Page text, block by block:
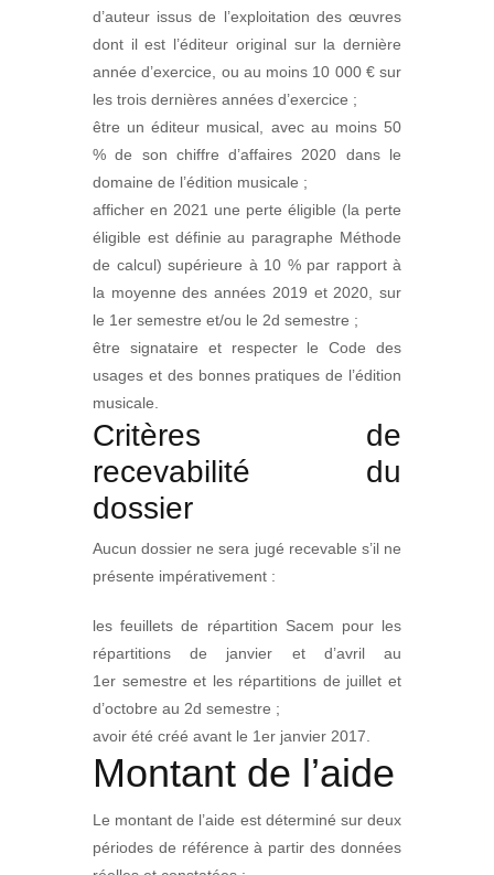
d’auteur issus de l’exploitation des œuvres
dont il est l’éditeur original sur la dernière
année d’exercice, ou au moins 10 000 € sur
les trois dernières années d’exercice ;
être un éditeur musical, avec au moins 50
% de son chiffre d’affaires 2020 dans le
domaine de l’édition musicale ;
afficher en 2021 une perte éligible (la perte
éligible est définie au paragraphe Méthode
de calcul) supérieure à 10 % par rapport à
la moyenne des années 2019 et 2020, sur
le 1er semestre et/ou le 2d semestre ;
être signataire et respecter le Code des
usages et des bonnes pratiques de l’édition
musicale.
Critères de
recevabilité du
dossier
Aucun dossier ne sera jugé recevable s’il ne
présente impérativement :
les feuillets de répartition Sacem pour les
répartitions de janvier et d’avril au
1er semestre et les répartitions de juillet et
d’octobre au 2d semestre ;
avoir été créé avant le 1er janvier 2017.
Montant de l’aide
Le montant de l’aide est déterminé sur deux
périodes de référence à partir des données